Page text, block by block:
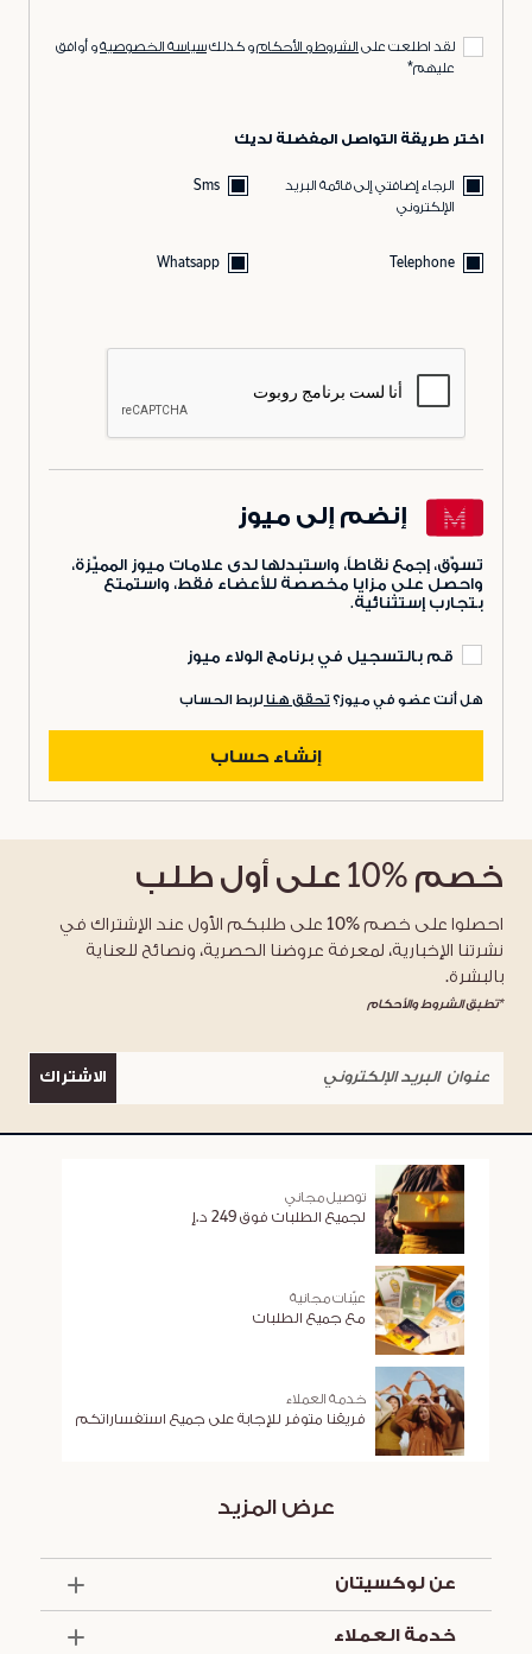
لقد اطلعت على الشروط و الأحكامو كذلكسياسة الخصوصيةو أوافق
عليهم*
اختر طريقة التواصل المفضلة لديك
الرجاء إضافتي إلى قائمة البريد
الإلكتروني
Sms
Telephone
Whatsapp
إنضم إلى ميوز
تسوّق، إجمع نقاطاً، واستبدلها لدى علامات ميوز المميّزة،
واحصل على مزايا مخصصة للأعضاء فقط، واستمتع
بتجارب إستثنائية.
قم بالتسجيل في برنامج الولاء ميوز
هل أنت عضو في ميوز؟ تحقق هنا لربط الحساب
إنشاء حساب
خصم %10 على أول طلب
احصلوا على خصم %10 على طلبكم الأول عند الإشتراك في
نشرتنا الإخبارية، لمعرفة عروضنا الحصرية، ونصائح للعناية
بالبشرة.
*تطبق الشروط والأحكام
الاشتراك
توصيل مجاني
لجميع الطلبات فوق 249 د.إ
عيّنات مجانية
مع جميع الطلبات
خدمة العملاء
فريقنا متوفر للإجابة على جميع استفساراتكم
عرض المزيد
عن لوكسيتان
خدمة العملاء